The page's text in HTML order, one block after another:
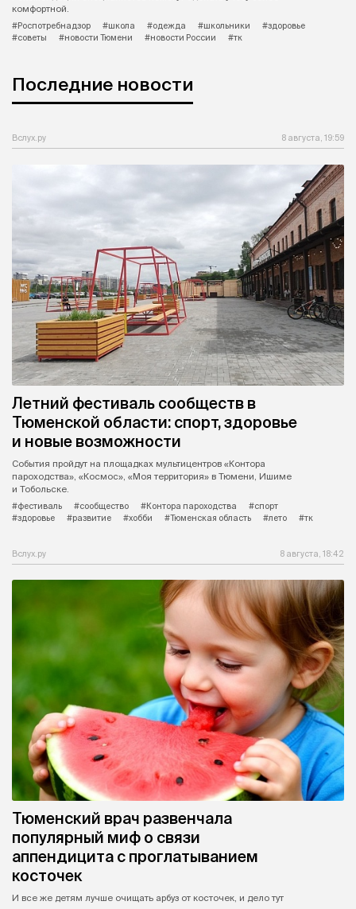
комфортной.
#Роспотребнадзор
#школа #одежда #школьники
#здоровье
#советы
#новости Тюмени #новости России #тк
Последние новости
Вслух.ру 8 августа, 19:59
Летний фестиваль сообществ в
Тюменской области: спорт, здоровье
и новые возможности
События пройдут на площадках мультицентров «Контора
пароходства», «Космос», «Моя территория» в Тюмени, Ишиме
и Тобольске.
#фестиваль
#сообщество #Контора пароходства
#спорт
#здоровье
#развитие #хобби #Тюменская область #лето #тк
Вслух.ру 8 августа, 18:42
Тюменский врач развенчала
популярный миф о связи
аппендицита с проглатыванием
косточек
И все же детям лучше очищать арбуз от косточек, и дело тут